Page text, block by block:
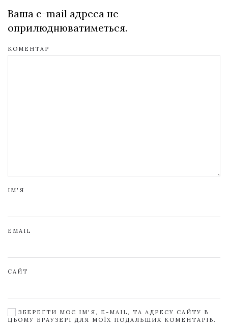
Ваша e-mail адреса не
оприлюднюватиметься.
КОМЕНТАР
ІМ'Я
EMAIL
САЙТ
ЗБЕРЕГТИ МОЄ ІМ'Я, E-MAIL, ТА АДРЕСУ САЙТУ В
ЦЬОМУ БРАУЗЕРІ ДЛЯ МОЇХ ПОДАЛЬШИХ КОМЕНТАРІВ.